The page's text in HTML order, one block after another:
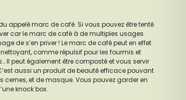
appelé marc de café. Si vous pouvez être tenté
car le marc de café à de multiples usages
de s’en priver ! Le marc de café peut en effet
comme répulsif pour les fourmis et
Il peut également être composté et vous servir
aussi un produit de beauté efficace pouvant
cernes, et de masque. Vous pouvez garder en
knock box.